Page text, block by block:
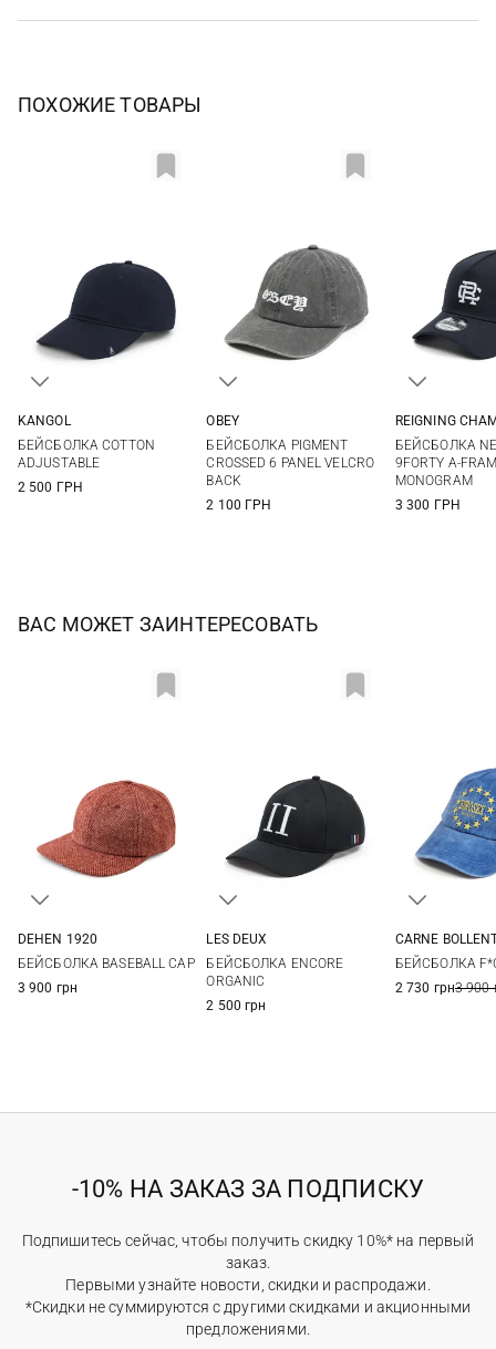
ПОХОЖИЕ ТОВАРЫ
KANGOL
БЕЙСБОЛКА COTTON
ADJUSTABLE
2 500 ГРН
OBEY
БЕЙСБОЛКА PIGMENT
CROSSED 6 PANEL VELCRO
BACK
2 100 ГРН
REIGNING
БЕЙСБОЛКА
9FORTY A-
MONOGRAM
3 300 ГРН
ВАС МОЖЕТ ЗАИНТЕРЕСОВАТЬ
DEHEN 1920
БЕЙСБОЛКА BASEBALL CAP
3 900 грн
LES DEUX
БЕЙСБОЛКА ENCORE
ORGANIC
2 500 грн
CARNE
БЕЙСБОЛКА
2 730 грн3 900
-10% НА ЗАКАЗ ЗА ПОДПИСКУ
Подпишитесь сейчас, чтобы получить скидку 10%* на первый
заказ.
Первыми узнайте новости, скидки и распродажи.
*Скидки не суммируются с другими скидками и акционными
предложениями.